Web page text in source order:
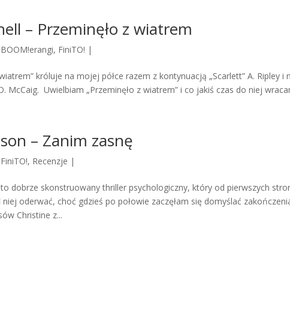
– Przeminęło z wiatrem
BOOM!erangi, FiniTO! |
króluje na mojej półce razem z kontynuacją „Scarlett” A. Ripley
McCaig. Uwielbiam „Przeminęło z wiatrem” i co jakiś czas do niej
– Zanim zasnę
FiniTO!, Recenzje |
to dobrze skonstruowany thriller psychologiczny, który od pierwszych
oderwać, choć gdzieś po połowie zaczęłam się domyślać
Christine z...